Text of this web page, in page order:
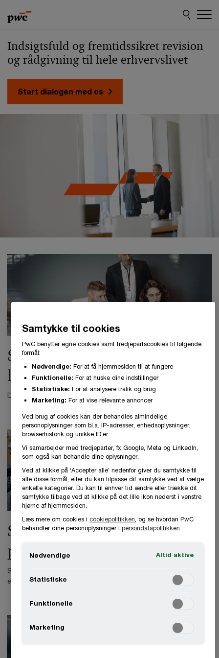
to
content
to
footer
Indsigtsfuld og fremtidssikret revision
og rådgivning til hele erhvervslivet
Start dialogen med os
Sådan forbereder I jer på CER-
loven
Deltag i vores webinar om modstandsdygtighed i praksis.
Stort tillykke til vores nye
partnere og directors
Stærke kompetencer, nysgerrighed, innovation og udvikling. Vi
er stolte af vores mange nye partnere og directors.
Samtykke til cookies
PwC benytter egne cookies samt tredjepartscookies til følgende
formål:
Nødvendige: For at få hjemmesiden til at fungere
Funktionelle: For at huske dine indstillinger
Statistiske: For at analysere trafik og brug
Marketing: For at vise relevante annoncer
Ved brug af cookies kan der behandles almindelige
personoplysninger som bl.a. IP-adresser, enhedsoplysninger,
browserhistorik og unikke ID’er.
Vi samarbejder med tredjeparter, fx Google, Meta og LinkedIn,
som også kan behandle dine oplysninger.
Ved at klikke på ‘Accepter alle’ nedenfor giver du samtykke til
alle disse formål, eller du kan tilpasse dit samtykke ved at vælge
enkelte kategorier. Du kan til enhver tid ændre eller trække dit
samtykke tilbage ved at klikke på det lille ikon nederst i venstre
hjørne af hjemmesiden.
Læs mere om cookies icookiepolitikken , og se hvordan PwC
behandler dine personoplysninger ipersondatapolitikken
Nødvendige Altid aktive
Statistiske
Funktionelle
Marketing